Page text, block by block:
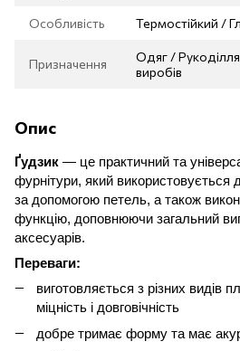
Особливість Термостійкий /
Призначення
Одяг /
виробів
Опис
Ґудзик — це практичний та
фурнітури, який використовується
за допомогою петель, а також
функцію, доповнюючи загальний
аксесуарів.
Переваги:
виготовляється з різних видів
міцність і довговічність
добре тримає форму та має